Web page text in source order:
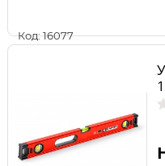
Код: 16077